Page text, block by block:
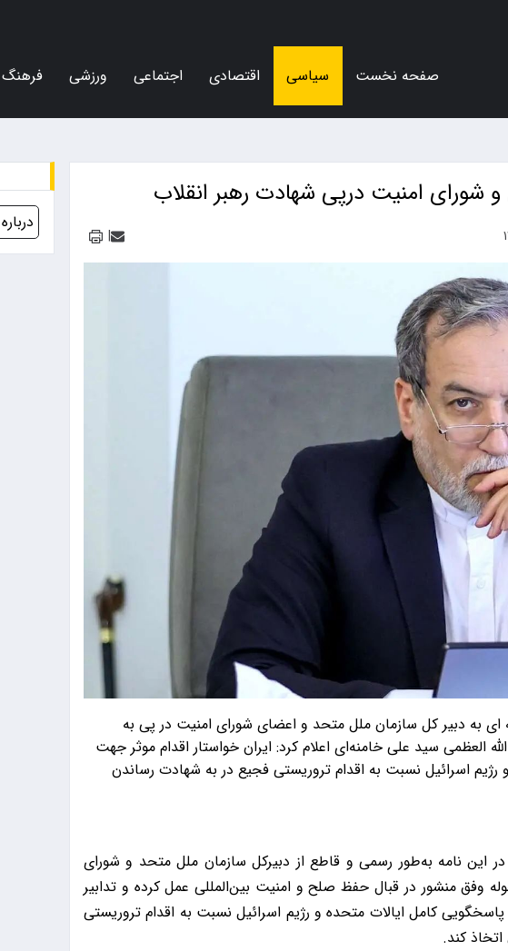
صفحه نخست سیاسی اقتصادی اجتماعی ورزشی
و شورای امنیت درپی شهادت رهبر انقلاب
|
ای به دبیر کل سازمان ملل متحد و اعضای شورای امنیت در پی به
العظمی سید علی خامنه‌ای اعلام کرد: ایران خواستار اقدام موثر جهت
اسرائیل نسبت به اقدام تروریستی فجیع در به شهادت رساندن
در این نامه به‌طور رسمی و قاطع از دبیرکل سازمان ملل متحد و شورای
وفق منشور در قبال حفظ صلح و امنیت بین‌المللی عمل کرده و تدابیر
کامل ایالات متحده و رژیم اسرائیل نسبت به اقدام تروریستی
کند.